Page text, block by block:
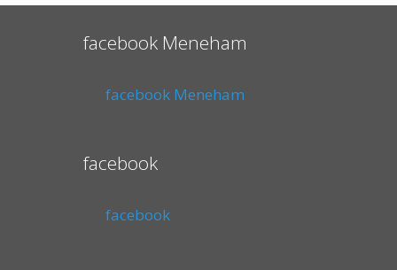
facebook Meneham
facebook Meneham
facebook
facebook